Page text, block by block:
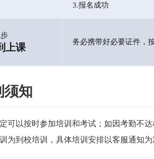
3.报名成功
上课 务必携带好必要证件，
须知
可以按时参加培训和考试；如因考勤不
为到校培训，具体培训安排以客服通知